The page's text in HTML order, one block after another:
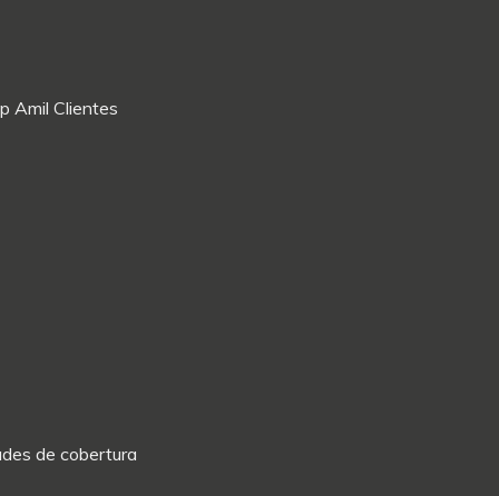
Amil Clientes
de cobertura